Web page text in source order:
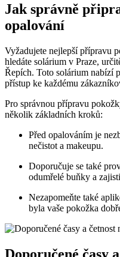
Jak správně
opalování
Vyžadujete nejlepší přípravu
hledáte solárium‍ v Praze,
Řepích. Toto solárium nabízí
přístup ke každému
Pro správnou přípravu
několik základních kroků:
Před ⁢opalováním je
nečistot a makeupu.
Doporučuje se také
odumřelé buňky⁤ a
Nezapomeňte také
byla vaše ⁣pokožka
Doporučené časy